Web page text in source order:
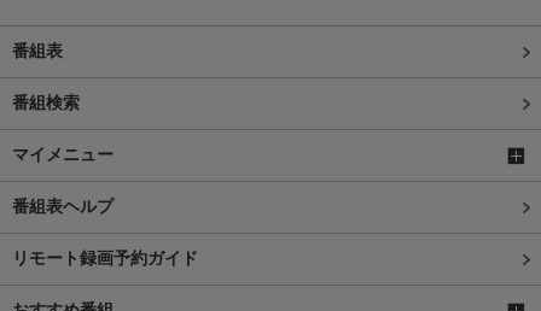
番組表
番組検索
マイメニュー
番組表ヘルプ
リモート録画予約ガイド